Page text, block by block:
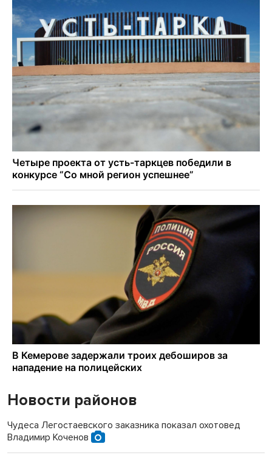
Новости районов
Чудеса Легостаевского заказника показал охотовед
Владимир Коченов